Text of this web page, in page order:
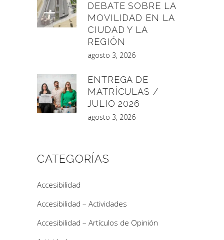
DEBATE SOBRE LA
MOVILIDAD EN LA
CIUDAD Y LA
REGIÓN
agosto 3, 2026
ENTREGA DE
MATRÍCULAS /
JULIO 2026
agosto 3, 2026
CATEGORÍAS
Accesibilidad
Accesibilidad – Actividades
Accesibilidad – Artículos de Opinión